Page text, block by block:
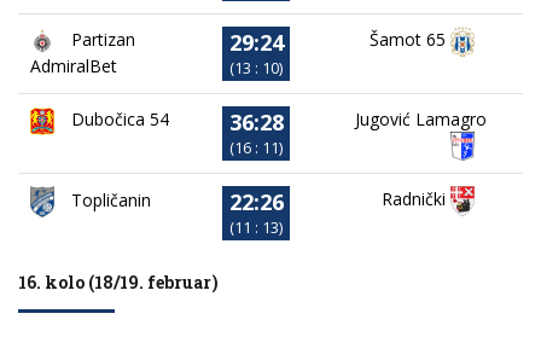
Partizan
AdmiralBet
29:24
(13 : 10)
Šamot 65
Dubočica 54 36:28
(16 : 11)
Jugović Lamagro
Topličanin 22:26
(11 : 13)
Radnički
16. kolo (18/19. februar)